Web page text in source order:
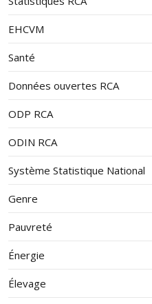
EHCVM
Santé
Données ouvertes RCA
ODP RCA
ODIN RCA
Système Statistique National
Genre
Pauvreté
Énergie
Élevage